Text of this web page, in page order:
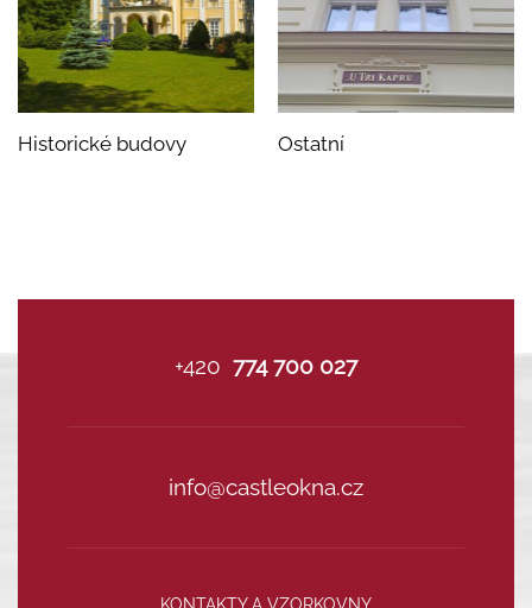
Historické budovy Ostatní
+420 774 700 027
info@castleokna.cz
KONTAKTY A VZORKOVNY